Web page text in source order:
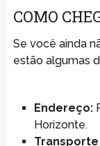
COMO
Se você ainda
estão algumas
Endereço:
Horizonte.